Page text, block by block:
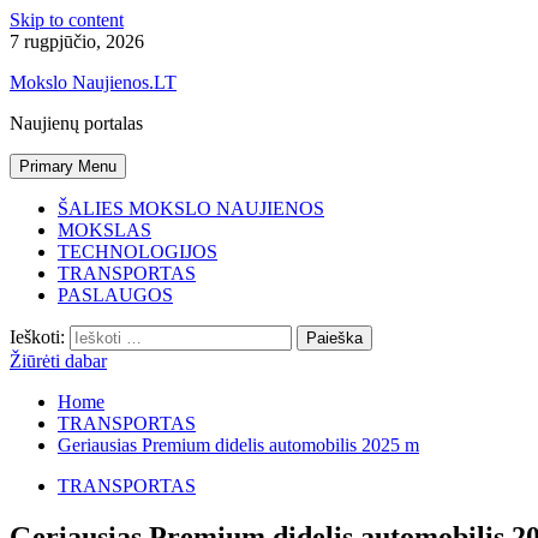
Skip to content
7 rugpjūčio, 2026
Mokslo Naujienos.LT
Naujienų portalas
Primary Menu
ŠALIES MOKSLO NAUJIENOS
MOKSLAS
TECHNOLOGIJOS
TRANSPORTAS
PASLAUGOS
Ieškoti:
Žiūrėti dabar
Home
TRANSPORTAS
Geriausias Premium didelis automobilis 2025 m
TRANSPORTAS